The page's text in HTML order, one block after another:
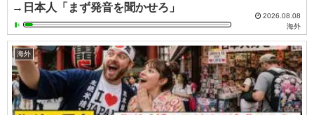
→日本人「まず発音を聞かせろ」
2026.08.08
海外
海外